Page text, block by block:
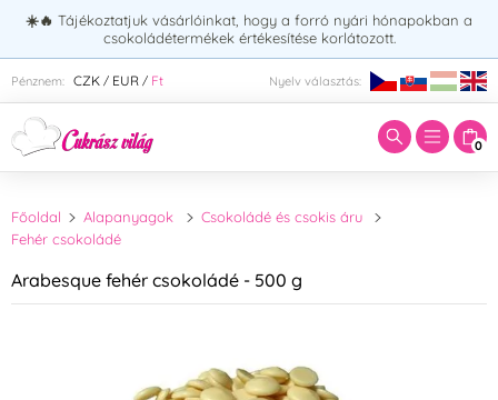
☀️🔥 Tájékoztatjuk vásárlóinkat, hogy a forró nyári hónapokban a
csokoládétermékek értékesítése korlátozott.
Pénznem: CZK / EUR / Ft Nyelv választás:
0
Adja meg a keresett kifejezést:
Főoldal Alapanyagok
Csokoládé és csokis áru
Fehér csokoládé
Arabesque fehér csokoládé - 500 g